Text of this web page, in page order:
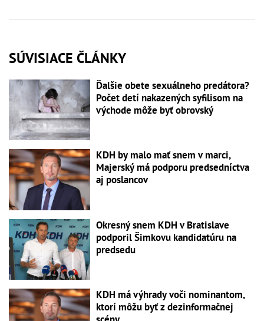
SÚVISIACE ČLÁNKY
Ďalšie obete sexuálneho predátora?
Počet detí nakazených syfilisom na
východe môže byť obrovský
KDH by malo mať snem v marci,
Majerský má podporu predsedníctva
aj poslancov
Okresný snem KDH v Bratislave
podporil Šimkovu kandidatúru na
predsedu
KDH má výhrady voči nominantom,
ktorí môžu byť z dezinformačnej